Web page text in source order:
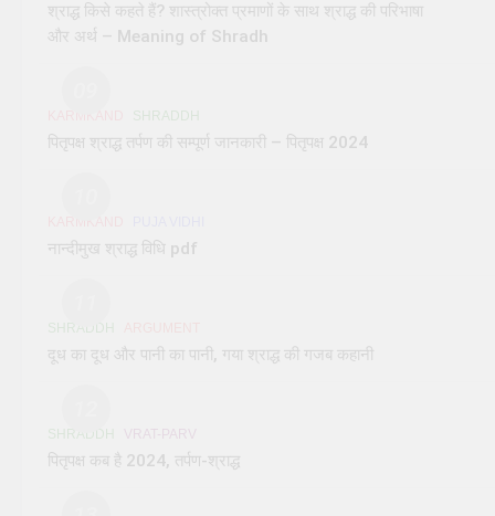
श्राद्ध किसे कहते हैं? शास्त्रोक्त प्रमाणों के साथ श्राद्ध की परिभाषा
और अर्थ – Meaning of Shradh
SHRADDH
पितृपक्ष श्राद्ध तर्पण की सम्पूर्ण जानकारी – पितृपक्ष 2024
नान्दीमुख श्राद्ध विधि pdf
SHRADDH
दूध का दूध और पानी का पानी, गया श्राद्ध की गजब कहानी
SHRADDH VRAT-PARV
पितृपक्ष कब है 2024, तर्पण-श्राद्ध